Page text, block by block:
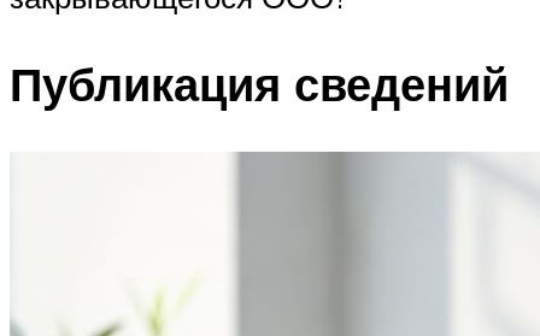
Публикация сведений